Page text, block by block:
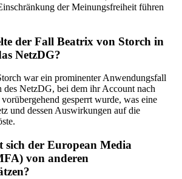
der Meinungsfreiheit führen
der Fall Beatrix von Storch in
NetzDG?
war ein prominenter Anwendungsfall
des NetzDG, bei dem ihr Account nach
gesperrt wurde, was eine
und dessen Auswirkungen auf die
sich der European Media
von anderen